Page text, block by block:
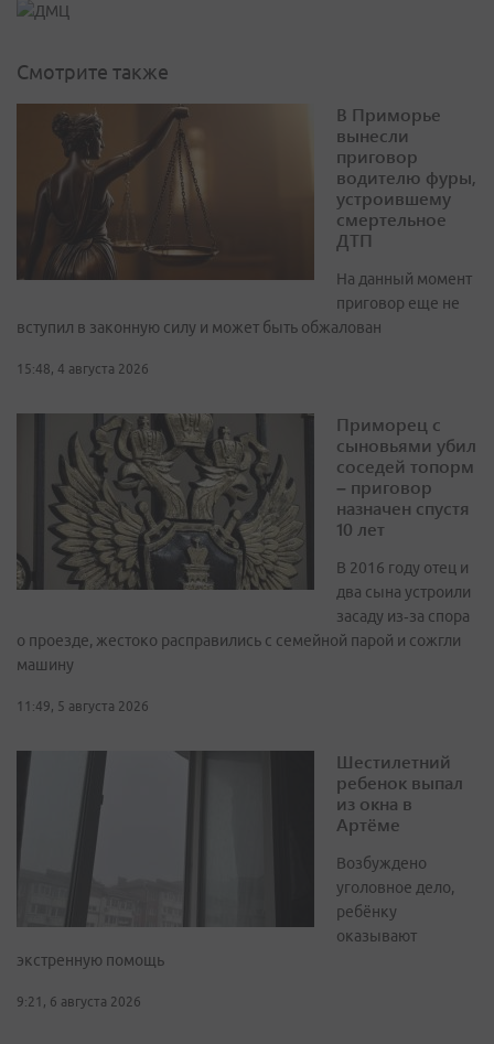
Смотрите также
В Приморье
вынесли
приговор
водителю фуры,
устроившему
смертельное
ДТП
На данный момент
приговор еще не
вступил в законную силу и может быть обжалован
15:48, 4 августа 2026
Приморец с
сыновьями убил
соседей топорм
– приговор
назначен спустя
10 лет
В 2016 году отец и
два сына устроили
засаду из‑за спора
о проезде, жестоко расправились с семейной парой и сожгли
машину
11:49, 5 августа 2026
Шестилетний
ребенок выпал
из окна в
Артёме
Возбуждено
уголовное дело,
ребёнку
оказывают
экстренную помощь
9:21, 6 августа 2026